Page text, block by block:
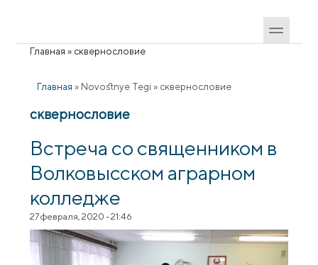
Главная » сквернословие
Главная » Novostnye Tegi » сквернословие
сквернословие
Встреча со священником в
Волковысском аграрном
колледже
27 февраля, 2020 - 21:46